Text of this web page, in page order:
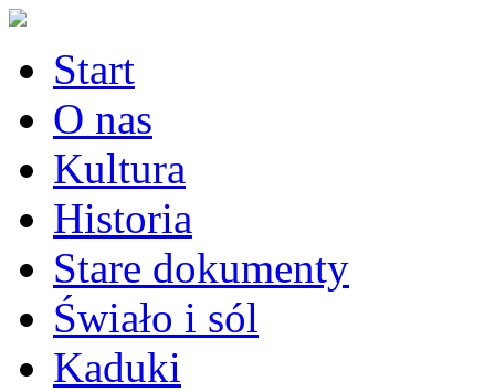
Start
O nas
Kultura
Historia
Stare dokumenty
Świało i sól
Kaduki